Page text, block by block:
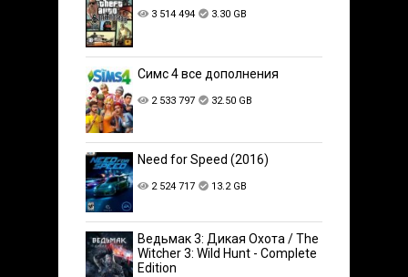
3 514 494 3.30 GB
Симс 4 все дополнения
2 533 797 32.50 GB
Need for Speed (2016)
2 524 717 13.2 GB
Ведьмак 3: Дикая Охота / The
Witcher 3: Wild Hunt - Complete
Edition